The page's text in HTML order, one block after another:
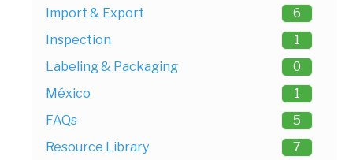
Import & Export
6
Inspection
1
Labeling & Packaging
0
México
1
FAQs
5
Resource Library
7